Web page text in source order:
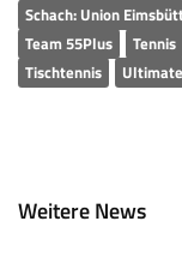
Schach: Union
Team 55Plus
Tennis
Tischtennis
Weitere News